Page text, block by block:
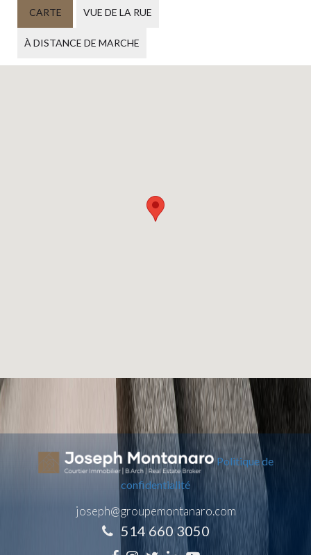
CARTE VUE DE LA RUE
À DISTANCE DE MARCHE
Politique de
confidentialité
joseph@groupemontanaro.com
514 660 3050